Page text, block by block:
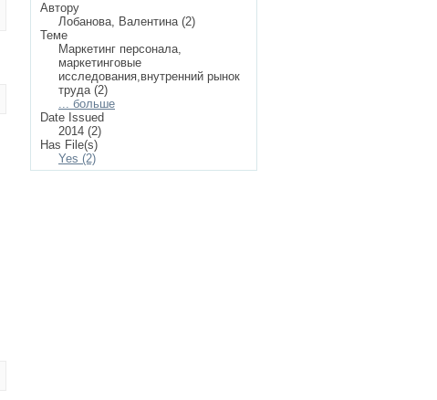
Автору
Лобанова, Валентина (2)
Теме
Маркетинг персонала,
маркетинговые
исследования,внутренний рынок
труда (2)
... больше
Date Issued
2014 (2)
Has File(s)
Yes (2)